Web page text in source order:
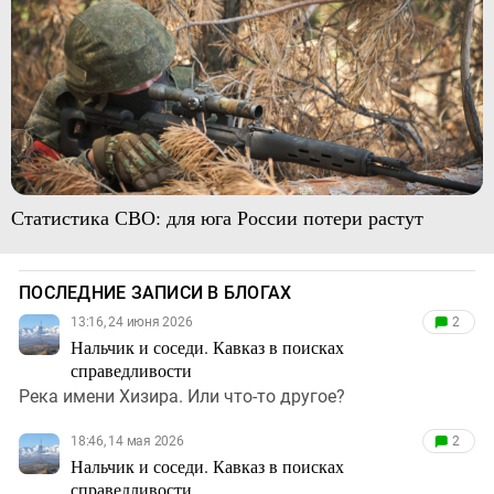
Статистика СВО: для юга России потери растут
ПОСЛЕДНИЕ ЗАПИСИ В БЛОГАХ
13:16, 24 июня 2026
Нальчик и соседи. Кавказ в поисках
справедливости
2
Река имени Хизира. Или что-то другое?
18:46, 14 мая 2026
Нальчик и соседи. Кавказ в поисках
справедливости
2